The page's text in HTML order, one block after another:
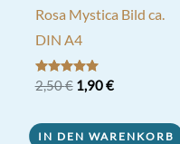
Rosa Mystica Bild ca.
DIN A4
Bewertet mit
5.00
2,50€ Ursprünglicher
2,50 €
1,90€Aktueller
1,90 €.
IN DEN WARENKORB